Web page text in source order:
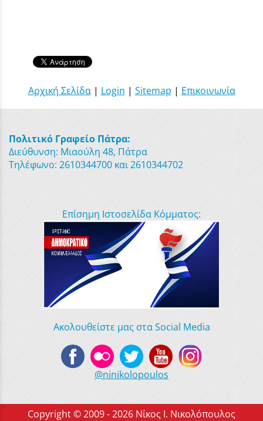
Αρχική Σελίδα| Login | Sitemap | Επικοινωνία
Πολιτικό Γραφείο Πάτρα:
Διεύθυνση: Μιαούλη 48, Πάτρα
Τηλέφωνο: 2610344700 και 2610344702
Επίσημη Ιστοσελίδα Κόμματος:
Ακολουθείστε μας στα Social Media
@ninikolopoulos
Copyright © 2009 - 2026 Νίκος Ι. Νικολόπουλος